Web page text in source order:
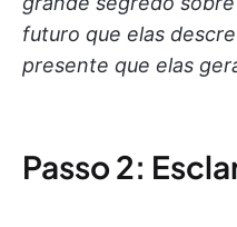
futuro que elas
presente que elas
Passo 2: